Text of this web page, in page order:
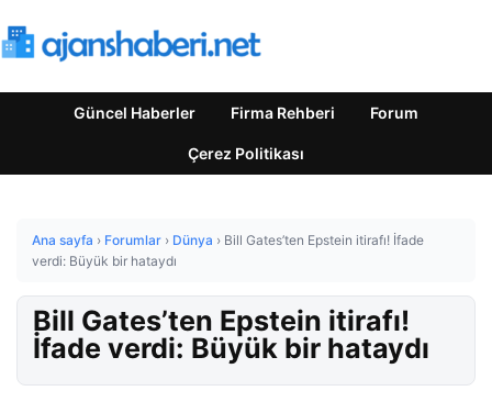
Güncel Haberler Firma Rehberi Forum
Çerez Politikası
Ana sayfa › Forumlar › Dünya › Bill Gates’ten Epstein itirafı! İfade
verdi: Büyük bir hataydı
Bill Gates’ten Epstein itirafı!
İfade verdi: Büyük bir hataydı